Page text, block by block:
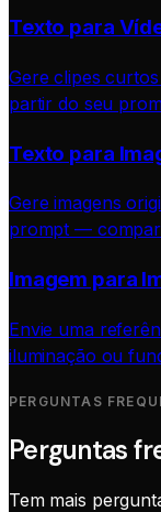
Texto para
Gere clipes
partir do seu
Texto para
Gere imagens
prompt —
Imagem para
Envie uma
iluminação ou
PERGUNTAS
Perguntas
Tem mais